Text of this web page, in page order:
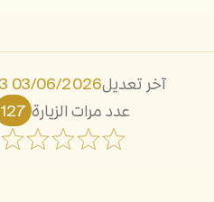
آخر تعديل03/06/2026 12:53 م
عدد مرات الزيارة 127